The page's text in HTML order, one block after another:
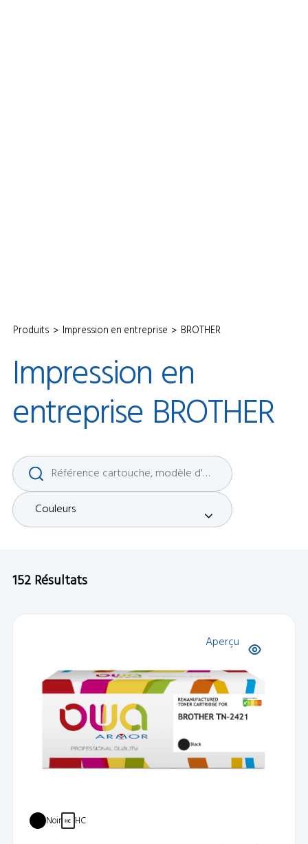
Produits Impression en entreprise BROTHER
Impression en
entreprise BROTHER
Couleurs
152Résultats
Aperçu
Noir HC